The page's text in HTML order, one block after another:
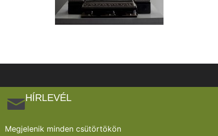
HÍRLEVÉL
Megjelenik minden csütörtökön